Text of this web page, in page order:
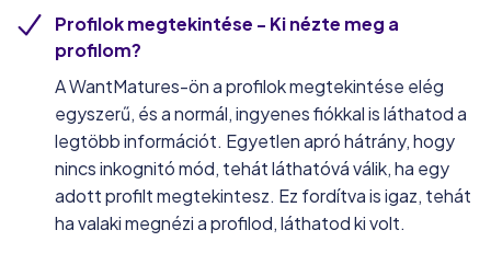
Profilok megtekintése - Ki nézte meg a
profilom?
A WantMatures-ön a profilok megtekintése elég
egyszerű, és a normál, ingyenes fiókkal is láthatod a
legtöbb információt. Egyetlen apró hátrány, hogy
nincs inkognitó mód, tehát láthatóvá válik, ha egy
adott profilt megtekintesz. Ez fordítva is igaz, tehát
ha valaki megnézi a profilod, láthatod ki volt.